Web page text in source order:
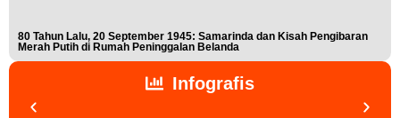
80 Tahun Lalu, 20 September 1945: Samarinda dan Kisah Pengibaran
Merah Putih di Rumah Peninggalan Belanda
Infografis